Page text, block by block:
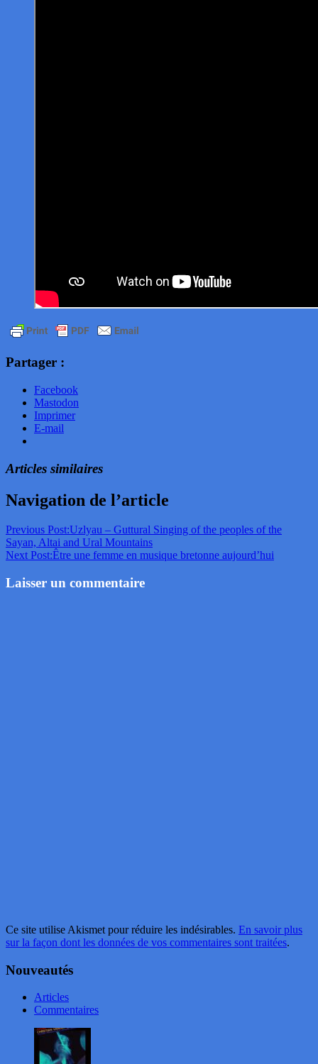
Partager :
Facebook
Mastodon
Imprimer
E-mail
Articles similaires
Navigation de l’article
Previous Post:Uzlyau – Guttural Singing of the peoples of the
Sayan, Altai and Ural Mountains
Next Post:Être une femme en musique bretonne aujourd’hui
Laisser un commentaire
Ce site utilise Akismet pour réduire les indésirables. En savoir plus
sur la façon dont les données de vos commentaires sont traitées.
Nouveautés
Articles
Commentaires